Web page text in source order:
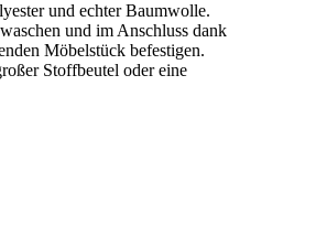
und echter Baumwolle.
und im Anschluss dank
Möbelstück befestigen.
Stoffbeutel oder eine